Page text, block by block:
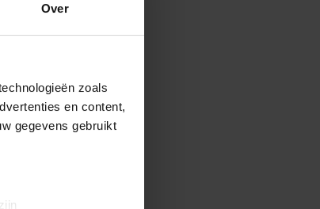
Over
zoals
en content,
gegevens gebruikt